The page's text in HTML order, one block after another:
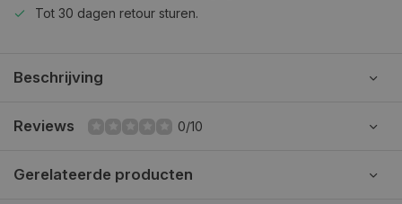
Tot 30 dagen retour sturen.
Beschrijving
Reviews 0/10
Gerelateerde producten